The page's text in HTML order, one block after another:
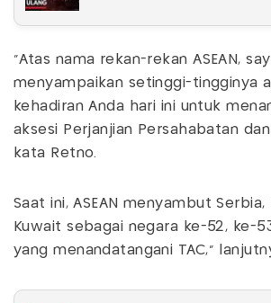
"Atas nama rekan-rekan ASEAN,
menyampaikan setinggi-tingginya
kehadiran Anda hari ini untuk
aksesi Perjanjian Persahabatan dan
kata Retno.
Saat ini, ASEAN menyambut Serbia,
Kuwait sebagai negara ke-52, ke-
yang menandatangani TAC,"